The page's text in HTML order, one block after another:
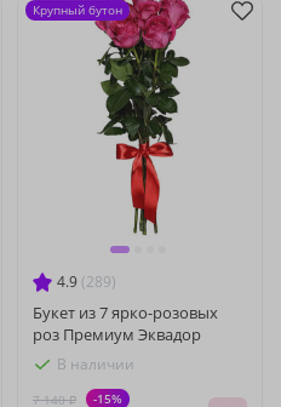
4.9 (289)
Букет из 7 ярко-розовых
роз Премиум Эквадор
В наличии
7 140 ₽ -15%
Крупный бутон